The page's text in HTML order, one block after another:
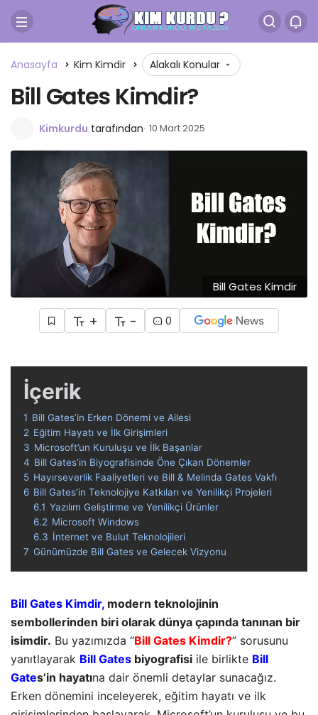
Anasayfa Kim Kimdir Alakalı Konular
Bill Gates Kimdir?
Kimkurdu tarafından 10 Mart 2025
Bill Gates Kimdir
+ - 0
İçerik
1 Bill Gates’in Erken Dönemi ve Ailesi
2 Eğitim Hayatı ve İlk Girişimleri
3 Microsoft’un Kuruluşu ve İlk Başarılar
4 Bill Gates’in Biyografisinde Öne Çıkan Dönemler
5 Hayırseverlik Faaliyetleri ve Bill & Melinda Gates Vakfı
6 Bill Gates’in Teknolojiye Katkıları ve Yenilikçi Projeleri
6.1 Yazılım Geliştirme ve Yenilikçi Ürünler
6.2 Microsoft Windows
6.3 İnternet ve Bulut Teknolojileri
7 Günümüzde Bill Gates ve Gelecek Vizyonu
Bill Gates Kimdir, modern teknolojinin
sembollerinden biri olarak dünya çapında tanınan bir
isimdir. Bu yazımızda “Bill Gates Kimdir?” sorusunu
yanıtlayarak Bill Gates biyografisi ile birlikte Bill
Gates’in hayatına dair önemli detaylar sunacağız.
Erken dönemini inceleyerek, eğitim hayatı ve ilk